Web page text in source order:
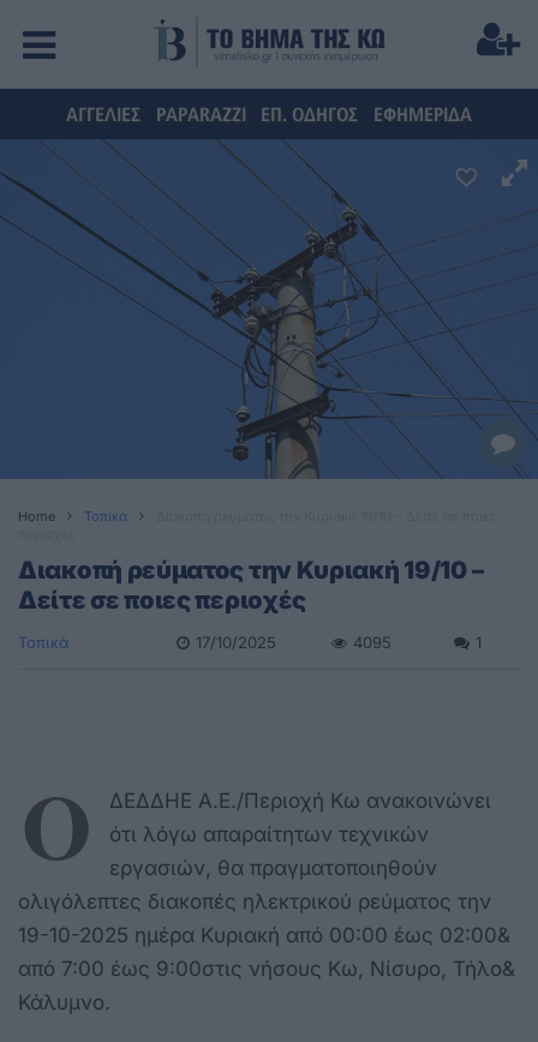
ΑΓΓΕΛΙΕΣ PAPARAZZI ΕΠ. ΟΔΗΓΟΣ ΕΦΗΜΕΡΙΔΑ
Home Τοπικά
Διακοπή ρεύματος την Κυριακή 19/10 –
Δείτε σε ποιες περιοχές
Τοπικά 17/10/2025 4095 1
Ο
ΔΕΔΔΗΕ Α.Ε./Περιοχή Κω ανακοινώνει
ότι λόγω απαραίτητων τεχνικών
εργασιών, θα πραγματοποιηθούν
ολιγόλεπτες διακοπές ηλεκτρικού ρεύματος την
19-10-2025 ημέρα Κυριακή από 00:00 έως 02:00&
από 7:00 έως 9:00στις νήσους Κω, Νίσυρο, Τήλο&
Κάλυμνο.